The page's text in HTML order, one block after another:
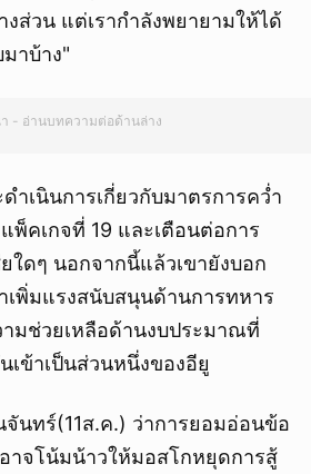
ส่วน แต่เรากำลังพยายามให้ได้
าบ้าง"
- อ่านบทความต่อด้านล่าง
ำเนินการเกี่ยวกับมาตรการคว่ำ
พ็คเกจที่ 19 และเตือนต่อการ
ใดๆ นอกจากนี้แล้วเขายังบอก
เพิ่มแรงสนับสนุนด้านการทหาร
มช่วยเหลือด้านงบประมาณที่
เข้าเป็นส่วนหนึ่งของอียู
จันทร์(11ส.ค.) ว่าการยอมอ่อนข้อ
าจโน้มน้าวให้มอสโกหยุดการสู้